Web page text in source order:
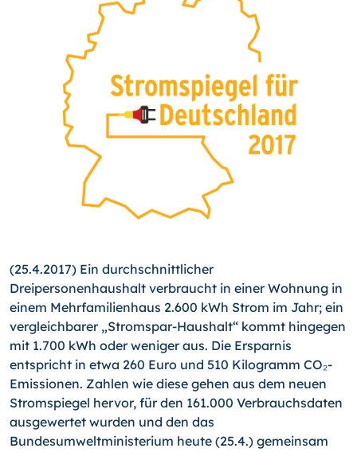
(25.4.2017) Ein durchschnittlicher
Dreipersonenhaushalt verbraucht in einer Wohnung in
einem Mehrfamilienhaus 2.600 kWh Strom im Jahr; ein
vergleichbarer „Stromspar-Haushalt“ kommt hingegen
mit 1.700 kWh oder weniger aus. Die Ersparnis
entspricht in etwa 260 Euro und 510 Kilogramm CO₂-
Emissionen. Zahlen wie diese gehen aus dem neuen
Stromspiegel hervor, für den 161.000 Verbrauchsdaten
ausgewertet wurden und den das
Bundesumweltministerium heute (25.4.) gemeinsam